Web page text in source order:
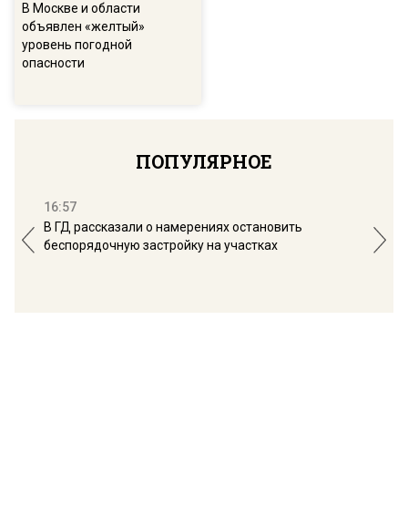
В Москве и области
объявлен «желтый»
уровень погодной
опасности
ПОПУЛЯРНОЕ
16:57
В ГД рассказали о намерениях остановить
беспорядочную застройку на участках